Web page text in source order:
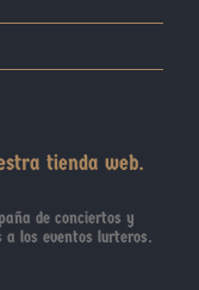
tienda web.
de conciertos y
a los eventos lurteros.